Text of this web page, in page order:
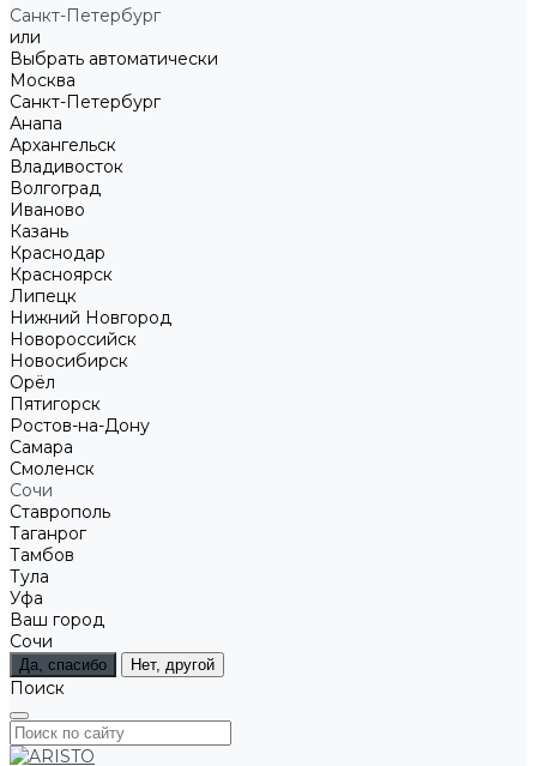
Санкт-Петербург
или
Выбрать автоматически
Москва
Санкт-Петербург
Анапа
Архангельск
Владивосток
Волгоград
Иваново
Казань
Краснодар
Красноярск
Липецк
Нижний Новгород
Новороссийск
Новосибирск
Орёл
Пятигорск
Ростов-на-Дону
Самара
Смоленск
Сочи
Ставрополь
Таганрог
Тамбов
Тула
Уфа
Ваш город
Сочи
Да, спасибо Нет, другой
Поиск